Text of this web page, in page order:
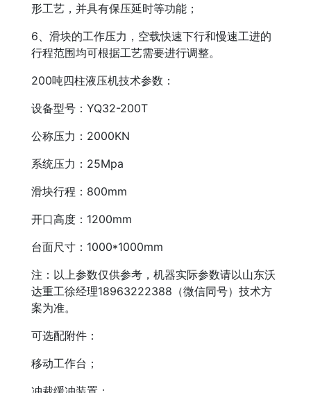
形工艺，并具有保压延时等功能；
6、滑块的工作压力，空载快速下行和慢速工进的
行程范围均可根据工艺需要进行调整。
200吨四柱液压机技术参数：
设备型号：YQ32-200T
公称压力：2000KN
系统压力：25Mpa
滑块行程：800mm
开口高度：1200mm
台面尺寸：1000*1000mm
注：以上参数仅供参考，机器实际参数请以山东沃
达重工徐经理18963222388（微信同号）技术方
案为准。
可选配附件：
移动工作台；